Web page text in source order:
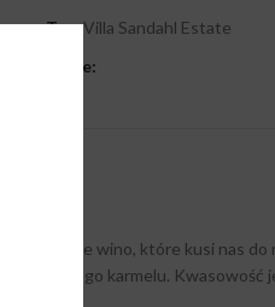
Tag:Villa Sandahl Estate
Share:
złożone wino, które kusi nas do
solonego karmelu. Kwasowość